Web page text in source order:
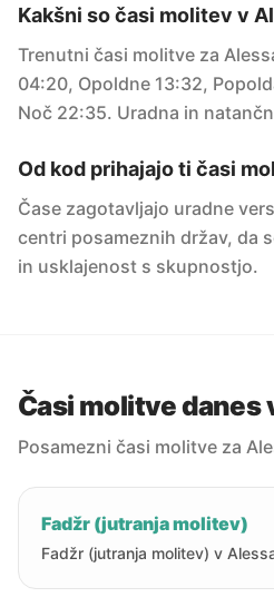
Kakšni so časi molitev v
Trenutni časi molitve za
04:20, Opoldne 13:32,
Noč 22:35. Uradna in
Od kod prihajajo ti časi
Čase zagotavljajo uradne
centri posameznih držav, da
in usklajenost s skupnostjo.
Časi molitve danes
Posamezni časi molitve za
Fadžr (jutranja molitev)
Fadžr (jutranja molitev) v